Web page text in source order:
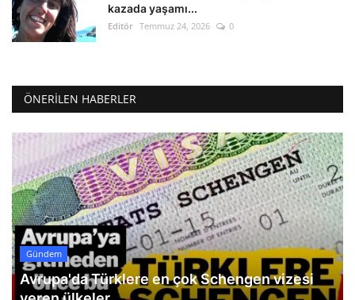
kazada yaşamı...
Editör Temmuz 24, 2026 0
ÖNERILEN HABERLER
Gündem
Avrupa'da Türklere en çok Schengen vizesi